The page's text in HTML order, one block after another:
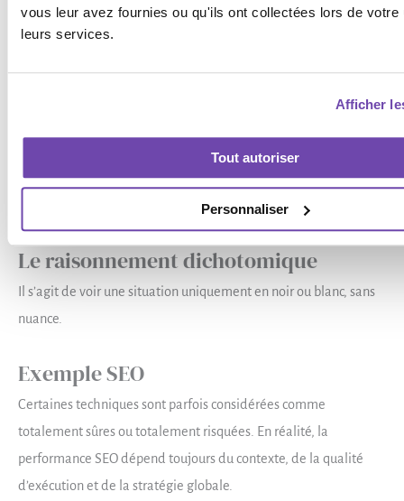
vous leur avez fournies ou qu'ils ont collectées lors de votre
leurs services.
Afficher
Tout autoriser
Personnaliser
Ce biais amène à penser que les choses fonctionneront toujours
comme aujourd’hui.
peuvent devenir obsolètes demain avec les mises à jour
d’algorithmes ou l’arrivée des moteurs de recherche basés sur
Le raisonnement dichotomique
Il s’agit de voir une situation uniquement en noir ou blanc, sans
nuance.
Exemple SEO
Certaines techniques sont parfois considérées comme
totalement sûres ou totalement risquées. En réalité, la
performance SEO dépend toujours du contexte, de la qualité
d’exécution et de la stratégie globale.